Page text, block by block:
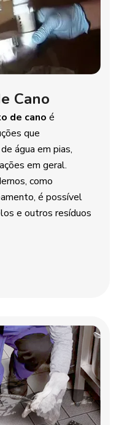
Cano
de cano é
que
água em pias,
em geral.
como
é possível
e outros resíduos